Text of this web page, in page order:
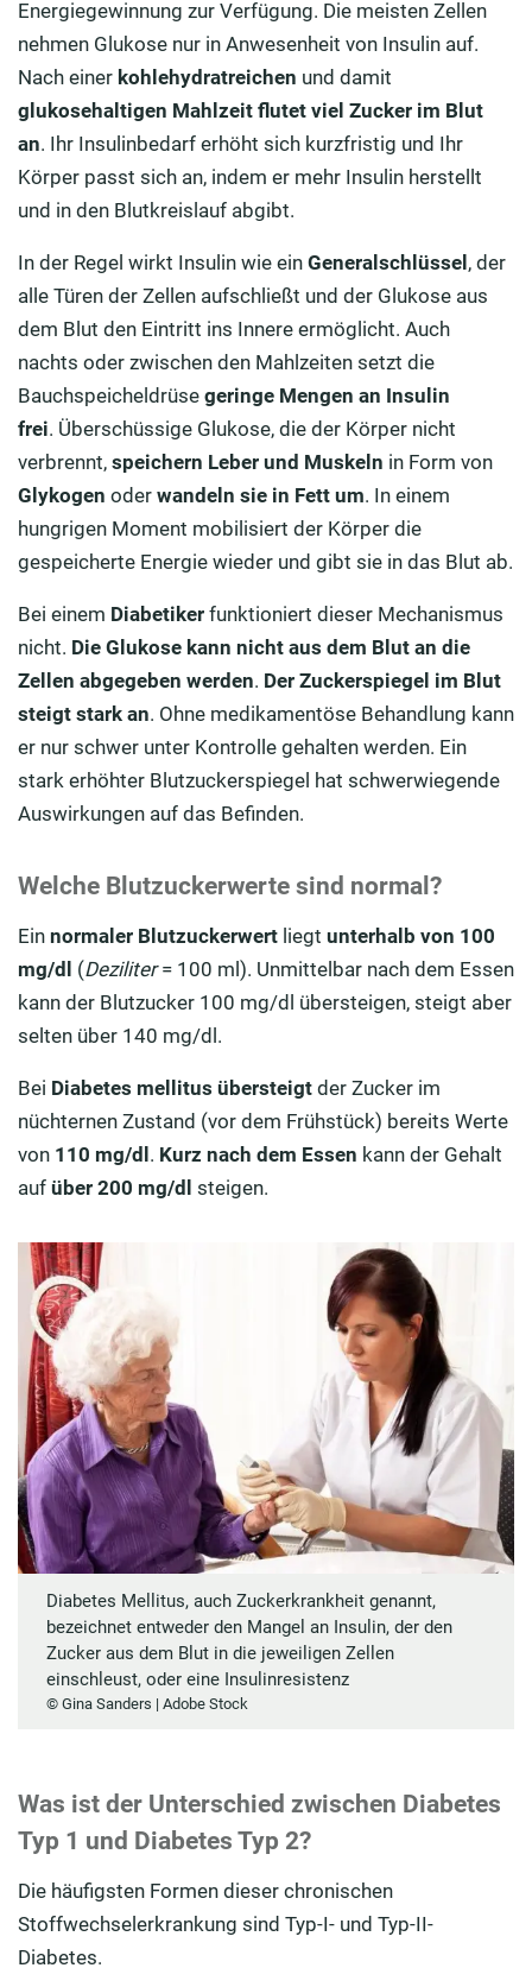
Energiegewinnung zur Verfügung. Die meisten Zellen
nehmen Glukose nur in Anwesenheit von Insulin auf.
Nach einer kohlehydratreichen und damit
glukosehaltigen Mahlzeit flutet viel Zucker im Blut
an. Ihr Insulinbedarf erhöht sich kurzfristig und Ihr
Körper passt sich an, indem er mehr Insulin herstellt
und in den Blutkreislauf abgibt.
In der Regel wirkt Insulin wie ein Generalschlüssel, der
alle Türen der Zellen aufschließt und der Glukose aus
dem Blut den Eintritt ins Innere ermöglicht. Auch
nachts oder zwischen den Mahlzeiten setzt die
Bauchspeicheldrüse geringe Mengen an Insulin
frei. Überschüssige Glukose, die der Körper nicht
verbrennt, speichern Leber und Muskeln in Form von
Glykogen oder wandeln sie in Fett um. In einem
hungrigen Moment mobilisiert der Körper die
gespeicherte Energie wieder und gibt sie in das Blut ab.
Bei einem Diabetiker funktioniert dieser Mechanismus
nicht. Die Glukose kann nicht aus dem Blut an die
Zellen abgegeben werden. Der Zuckerspiegel im Blut
steigt stark an. Ohne medikamentöse Behandlung kann
er nur schwer unter Kontrolle gehalten werden. Ein
stark erhöhter Blutzuckerspiegel hat schwerwiegende
Auswirkungen auf das Befinden.
Welche Blutzuckerwerte sind normal?
Ein normaler Blutzuckerwert liegt unterhalb von 100
mg/dl (Deziliter= 100 ml). Unmittelbar nach dem Essen
kann der Blutzucker 100 mg/dl übersteigen, steigt aber
selten über 140 mg/dl.
Bei Diabetes mellitus übersteigt der Zucker im
nüchternen Zustand (vor dem Frühstück) bereits Werte
von 110 mg/dl. Kurz nach dem Essen kann der Gehalt
auf über 200 mg/dl steigen.
Diabetes Mellitus, auch Zuckerkrankheit genannt,
bezeichnet entweder den Mangel an Insulin, der den
Zucker aus dem Blut in die jeweiligen Zellen
einschleust, oder eine Insulinresistenz
© Gina Sanders | Adobe Stock
Was ist der Unterschied zwischen Diabetes
Typ 1 und Diabetes Typ 2?
Die häufigsten Formen dieser chronischen
Stoffwechselerkrankung sind Typ-I- und Typ-II-
Diabetes.